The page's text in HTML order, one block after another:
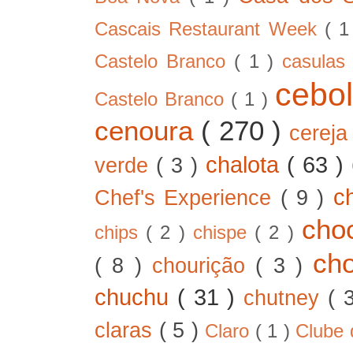
Cascais Restaurant Week (
Castelo Branco ( 1 )
Castelo Branco ( 1 )
cenoura ( 270 )
verde ( 3 ) chalota ( 63 )
Chef's Experience ( 9 )
chips ( 2 ) chispe ( 2 )
( 8 ) chourição ( 3 )
chuchu ( 31 ) chutney (
claras ( 5 ) Claro ( 1 ) Clube